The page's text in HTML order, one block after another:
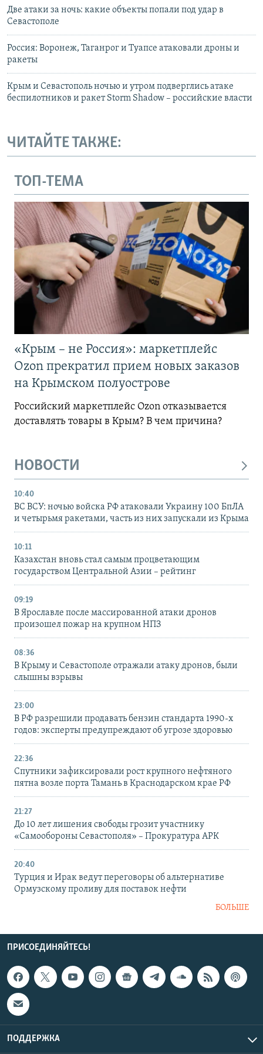
Две атаки за ночь: какие объекты попали под удар в
Севастополе
Россия: Воронеж, Таганрог и Туапсе атаковали дроны и
ракеты
Крым и Севастополь ночью и утром подверглись атаке
беспилотников и ракет Storm Shadow – российские власти
ЧИТАЙТЕ ТАКЖЕ:
ТОП-ТЕМА
«Крым – не Россия»: маркетплейс
Ozon прекратил прием новых заказов
на Крымском полуострове
Российский маркетплейс Ozon отказывается
доставлять товары в Крым? В чем причина?
НОВОСТИ
10:40
ВС ВСУ: ночью войска РФ атаковали Украину 100 БпЛА
и четырьмя ракетами, часть из них запускали из Крыма
10:11
Казахстан вновь стал самым процветающим
государством Центральной Азии – рейтинг
09:19
В Ярославле после массированной атаки дронов
произошел пожар на крупном НПЗ
08:36
В Крыму и Севастополе отражали атаку дронов, были
слышны взрывы
23:00
В РФ разрешили продавать бензин стандарта 1990-х
годов: эксперты предупреждают об угрозе здоровью
22:36
Спутники зафиксировали рост крупного нефтяного
пятна возле порта Тамань в Краснодарском крае РФ
21:27
До 10 лет лишения свободы грозит участнику
«Самообороны Севастополя» – Прокуратура АРК
20:40
Турция и Ирак ведут переговоры об альтернативе
Ормузскому проливу для поставок нефти
БОЛЬШЕ
ПРИСОЕДИНЯЙТЕСЬ!
ПОДДЕРЖКА